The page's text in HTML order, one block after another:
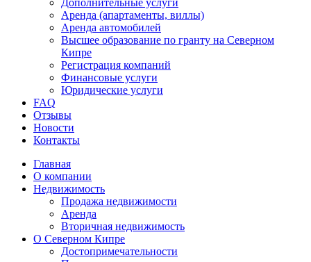
Дополнительные услуги
Аренда (апартаменты, виллы)
Аренда автомобилей
Высшее образование по гранту на Северном
Кипре
Регистрация компаний
Финансовые услуги
Юридические услуги
FAQ
Отзывы
Новости
Контакты
Главная
О компании
Недвижимость
Продажа недвижимости
Аренда
Вторичная недвижимость
О Северном Кипре
Достопримечательности